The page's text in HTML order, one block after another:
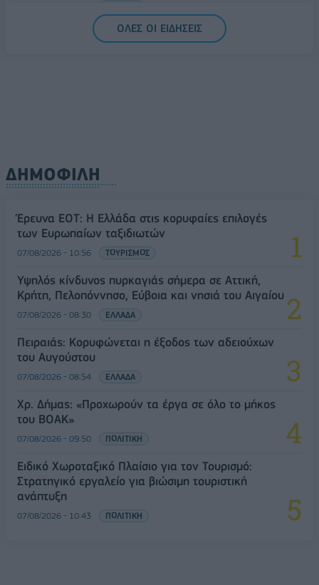
ΟΛΕΣ ΟΙ ΕΙΔΗΣΕΙΣ
ΔΗΜΟΦΙΛΗ
Έρευνα ΕΟΤ: Η Ελλάδα στις κορυφαίες επιλογές
των Ευρωπαίων ταξιδιωτών
07/08/2026 - 10:56 ΤΟΥΡΙΣΜΟΣ
Υψηλός κίνδυνος πυρκαγιάς σήμερα σε Αττική,
Κρήτη, Πελοπόννησο, Εύβοια και νησιά του Αιγαίου
07/08/2026 - 08:30 ΕΛΛΑΔΑ
Πειραιάς: Κορυφώνεται η έξοδος των αδειούχων
του Αυγούστου
07/08/2026 - 08:54 ΕΛΛΑΔΑ
Χρ. Δήμας: «Προχωρούν τα έργα σε όλο το μήκος
του ΒΟΑΚ»
07/08/2026 - 09:50 ΠΟΛΙΤΙΚΗ
Ειδικό Χωροταξικό Πλαίσιο για τον Τουρισμό:
Στρατηγικό εργαλείο για βιώσιμη τουριστική
ανάπτυξη
07/08/2026 - 10:43 ΠΟΛΙΤΙΚΗ